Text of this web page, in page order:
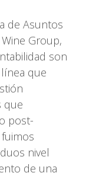
de Asuntos
Group,
son
que
que
post-
nivel
de una